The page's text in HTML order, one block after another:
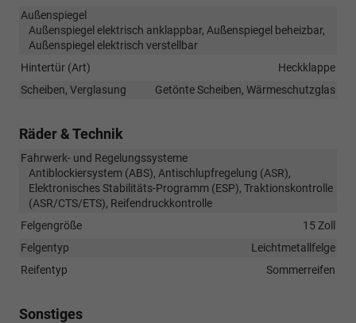
Außenspiegel
Außenspiegel elektrisch anklappbar, Außenspiegel beheizbar,
Außenspiegel elektrisch verstellbar
Hintertür (Art)
Heckklappe
Scheiben, Verglasung
Getönte Scheiben, Wärmeschutzglas
Räder & Technik
Fahrwerk- und Regelungssysteme
Antiblockiersystem (ABS), Antischlupfregelung (ASR),
Elektronisches Stabilitäts-Programm (ESP), Traktionskontrolle
(ASR/CTS/ETS), Reifendruckkontrolle
Felgengröße
15 Zoll
Felgentyp
Leichtmetallfelge
Reifentyp
Sommerreifen
Sonstiges